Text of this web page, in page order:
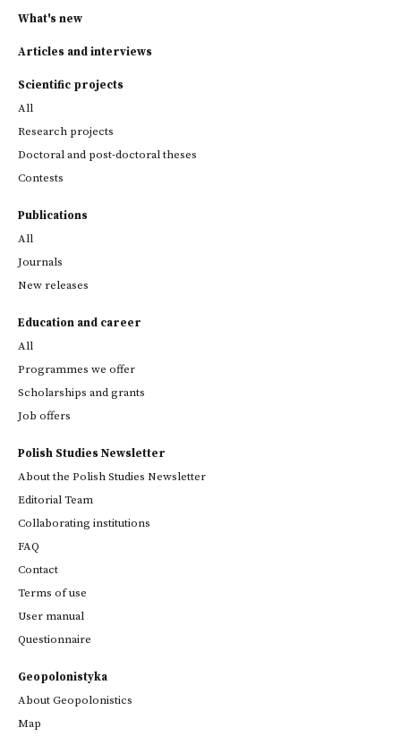
What's new
Articles and interviews
Scientific projects
All
Research projects
Doctoral and post-doctoral theses
Contests
Publications
All
Journals
New releases
Education and career
All
Programmes we offer
Scholarships and grants
Job offers
Polish Studies Newsletter
About the Polish Studies Newsletter
Editorial Team
Collaborating institutions
FAQ
Contact
Terms of use
User manual
Questionnaire
Geopolonistyka
About Geopolonistics
Map